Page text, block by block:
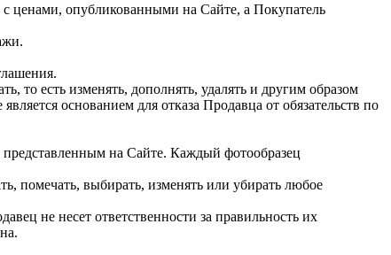
с ценами, опубликованными на Сайте, а Покупатель
то есть изменять, дополнять, удалять и другим образом
основанием для отказа Продавца от обязательств по
на Сайте. Каждый фотообразец
помечать, выбирать, изменять или убирать любое
не несет ответственности за правильность их